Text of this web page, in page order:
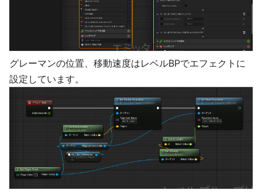
グレーマンの位置、移動速度はレベルBPでエフェクトに
設定しています。